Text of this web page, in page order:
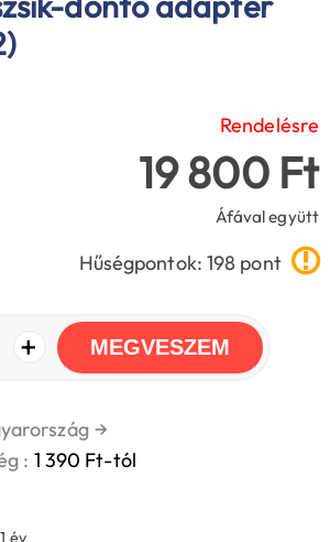
Rendelésre
19 800 Ft
Áfával együtt
Hűségpontok: 198 pont
+ MEGVESZEM
→
: 1 390 Ft-tól
év